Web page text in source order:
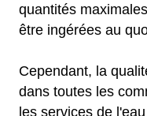
quantités
être ingérées au
Cependant, la
dans toutes les
les services de